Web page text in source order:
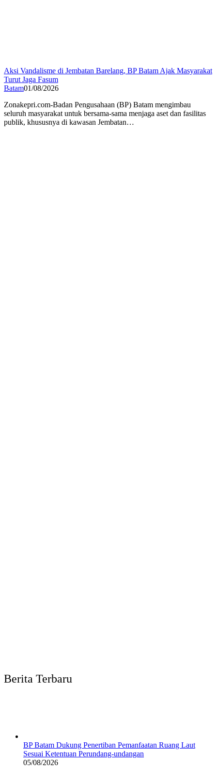
Aksi Vandalisme di Jembatan Barelang, BP Batam Ajak Masyarakat
Turut Jaga Fasum
Batam01/08/2026
Zonakepri.com-Badan Pengusahaan (BP) Batam mengimbau
seluruh masyarakat untuk bersama-sama menjaga aset dan fasilitas
publik, khususnya di kawasan Jembatan…
Berita Terbaru
BP Batam Dukung Penertiban Pemanfaatan Ruang Laut
Sesuai Ketentuan Perundang-undangan
05/08/2026